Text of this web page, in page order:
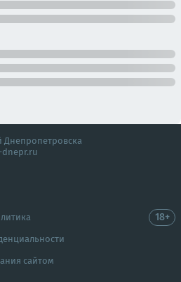
Днепропетровска
сайтом
18+